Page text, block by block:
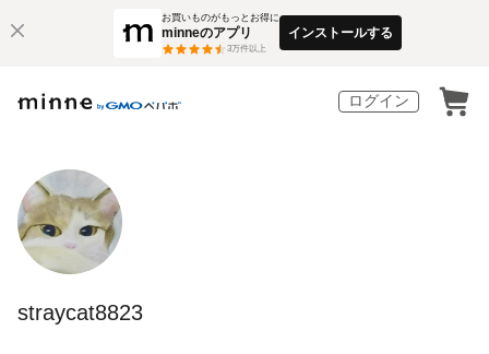
お買いものがもっとお得に
minneのアプリ
3万件以上
インストールする
ログイン
straycat8823